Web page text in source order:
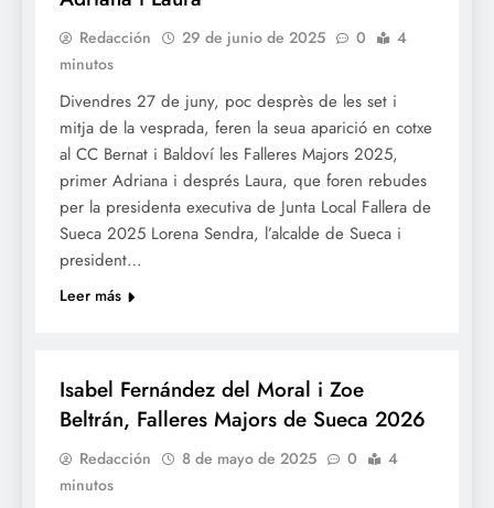
Redacción 29 de junio de 2025 0
4
minutos
Divendres 27 de juny, poc desprès de les set i
mitja de la vesprada, feren la seua aparició en cotxe
al CC Bernat i Baldoví les Falleres Majors 2025,
primer Adriana i després Laura, que foren rebudes
per la presidenta executiva de Junta Local Fallera de
Sueca 2025 Lorena Sendra, l’alcalde de Sueca i
president…
Leer más
Isabel Fernández del Moral i Zoe
Beltrán, Falleres Majors de Sueca 2026
Redacción 8 de mayo de 2025 0
4
minutos